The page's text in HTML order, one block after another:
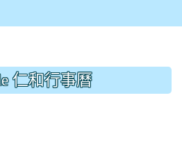
仁和行事曆